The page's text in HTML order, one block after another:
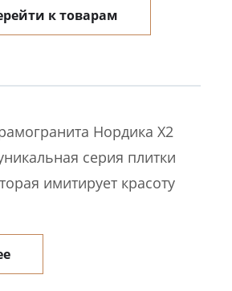
к товарам
Нордика Х2
серия плитки
имитирует красоту
покрытие
безопасности даже во